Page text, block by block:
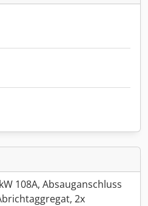
108A, Absauganschluss
2x